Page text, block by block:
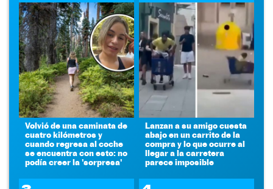
Volvió de una caminata de
cuatro kilómetros y
cuando regresa al coche
se encuentra con esto: no
podía creer la 'sorpresa'
Lanzan a su amigo cuesta
abajo en un carrito de la
compra y lo que ocurre al
llegar a la carretera
parece imposible